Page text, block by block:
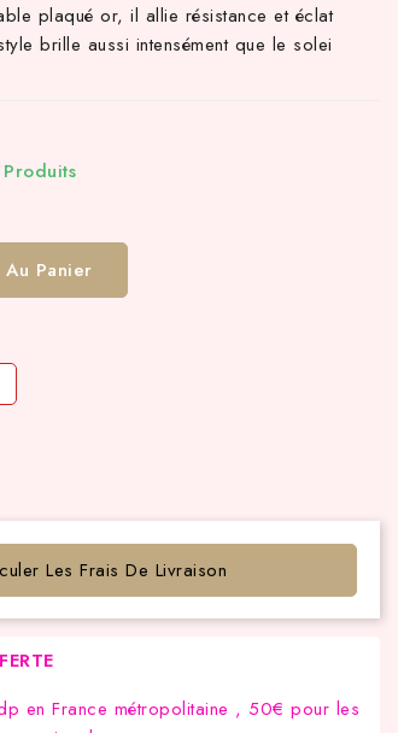
plaqué or, il allie résistance et éclat
brille aussi intensément que le solei
Panier
Les Frais De Livraison
en France métropolitaine , 50€ pour les